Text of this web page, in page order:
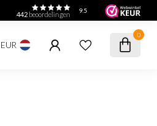
442beoordelingen
9.5
EUR
0